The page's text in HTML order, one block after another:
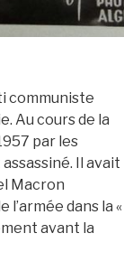
communiste
Au cours de la
par les
Il avait
Macron
dans la «
avant la